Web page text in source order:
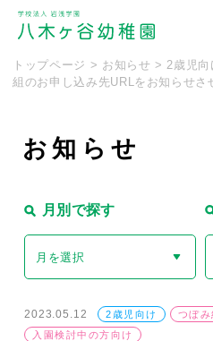
トップページ > お知らせ >2歳児向
組のお申し込み先URLをお知らせさ
お知 らせ
月別で探す
月を選択
2023.05.12 2歳児向け
つぼみ
入園検討中の方向け